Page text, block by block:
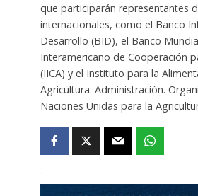
que participarán representantes
internacionales, como el Banco
Desarrollo (BID), el Banco
Interamericano de Cooperación
(IICA) y el Instituto para la
Agricultura. Administración.
Naciones Unidas para la